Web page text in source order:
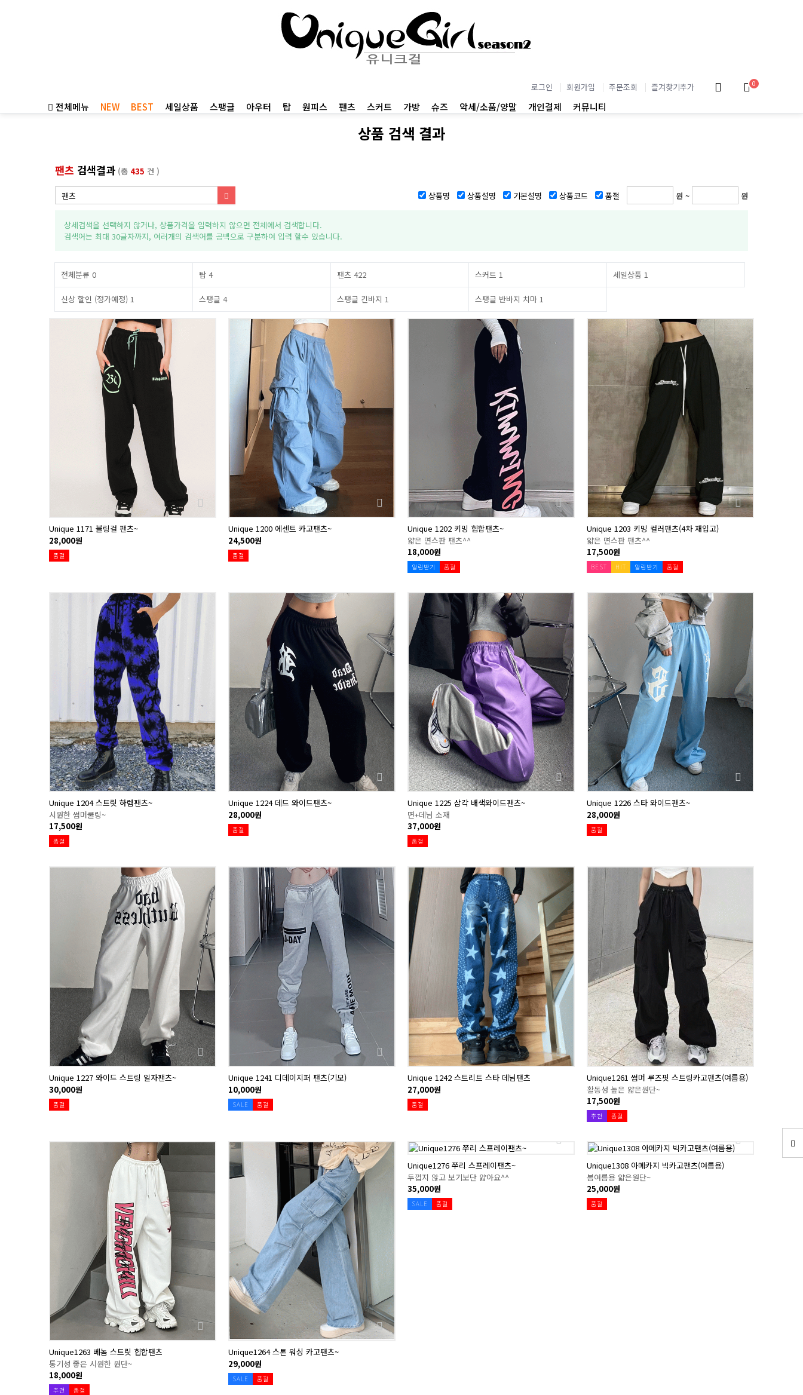
로그인 회원가입 주문조회 즐겨찾기추가
전체메뉴 NEW BEST 세일상품 스팽글 아우터 탑 원피스 팬츠 스커트 가방 슈즈 악세/소품/양말 개인결제 커뮤니티
0
상품 검색 결과
팬츠 검색결과 (총 435 건 )
상품명 상품설명 기본설명 상품코드 품절 원 ~ 원
상세검색을 선택하지 않거나, 상품가격을 입력하지 않으면 전체에서 검색합니다.
검색어는 최대 30글자까지, 여러개의 검색어를 공백으로 구분하여 입력 할수 있습니다.
전체분류 0 탑 4 팬츠 422 스커트 1 세일상품 1
신상 할인 (정가예정) 1 스팽글 4 스팽글 긴바지 1 스팽글 반바지 치마 1
Unique 1171 블링걸 팬츠~
28,000원
품절
Unique 1200 에센트 카고팬츠~
24,500원
품절
Unique 1202 키밍 힙합팬츠~
얇은 면스판 팬츠^^
18,000원
알림받기 품절
Unique 1203 키밍 컬러팬츠(4차 재입고)
얇은 면스판 팬츠^^
17,500원
BEST HIT 알림받기 품절
Unique 1204 스트릿 하렘팬츠~
시원한 썸머쿨링~
17,500원
품절
Unique 1224 데드 와이드팬츠~
28,000원
품절
Unique 1225 삼각 배색와이드팬츠~
면+데님 소재
37,000원
품절
Unique 1226 스타 와이드팬츠~
28,000원
품절
Unique 1227 와이드 스트링 일자팬츠~
30,000원
품절
Unique 1241 디데이지퍼 팬츠(기모)
10,000원
SALE 품절
Unique 1242 스트리트 스타 데님팬츠
27,000원
품절
Unique1261 썸머 루즈핏 스트링카고팬츠(여름용)
활동성 높은 얇은원단~
17,500원
추천 품절
Unique1263 베놈 스트릿 힙합팬츠
통기성 좋은 시원한 원단~
18,000원
추천 품절
Unique1264 스톤 워싱 카고팬츠~
29,000원
SALE 품절
Unique1276 쭈리 스프레이팬츠~
두껍지 않고 보기보단 얇아요^^
35,000원
SALE 품절
Unique1308 아메카지 빅카고팬츠(여름용)
봄여름용 얇은원단~
25,000원
품절